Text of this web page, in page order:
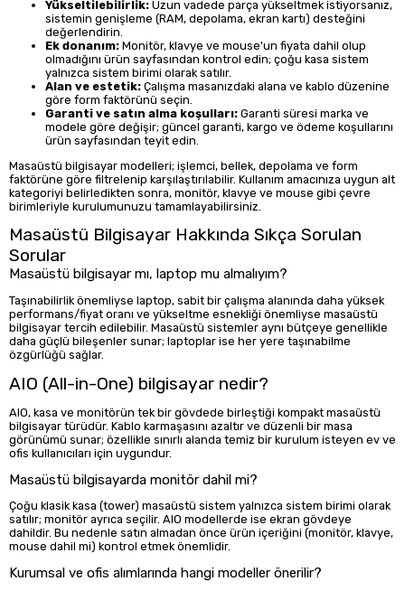
Yükseltilebilirlik: Uzun vadede parça yükseltmek istiyorsanız,
sistemin genişleme (RAM, depolama, ekran kartı) desteğini
değerlendirin.
Ek donanım: Monitör, klavye ve mouse'un fiyata dahil olup
olmadığını ürün sayfasından kontrol edin; çoğu kasa sistem
yalnızca sistem birimi olarak satılır.
Alan ve estetik: Çalışma masanızdaki alana ve kablo düzenine
göre form faktörünü seçin.
Garanti ve satın alma koşulları: Garanti süresi marka ve
modele göre değişir; güncel garanti, kargo ve ödeme koşullarını
ürün sayfasından teyit edin.
Masaüstü bilgisayar modelleri; işlemci, bellek, depolama ve form
faktörüne göre filtrelenip karşılaştırılabilir. Kullanım amacınıza uygun alt
kategoriyi belirledikten sonra, monitör, klavye ve mouse gibi çevre
birimleriyle kurulumunuzu tamamlayabilirsiniz.
Masaüstü Bilgisayar Hakkında Sıkça Sorulan
Sorular
Masaüstü bilgisayar mı, laptop mu almalıyım?
Taşınabilirlik önemliyse laptop, sabit bir çalışma alanında daha yüksek
performans/fiyat oranı ve yükseltme esnekliği önemliyse masaüstü
bilgisayar tercih edilebilir. Masaüstü sistemler aynı bütçeye genellikle
daha güçlü bileşenler sunar; laptoplar ise her yere taşınabilme
özgürlüğü sağlar.
AIO (All-in-One) bilgisayar nedir?
AIO, kasa ve monitörün tek bir gövdede birleştiği kompakt masaüstü
bilgisayar türüdür. Kablo karmaşasını azaltır ve düzenli bir masa
görünümü sunar; özellikle sınırlı alanda temiz bir kurulum isteyen ev ve
ofis kullanıcıları için uygundur.
Masaüstü bilgisayarda monitör dahil mi?
Çoğu klasik kasa (tower) masaüstü sistem yalnızca sistem birimi olarak
satılır; monitör ayrıca seçilir. AIO modellerde ise ekran gövdeye
dahildir. Bu nedenle satın almadan önce ürün içeriğini (monitör, klavye,
mouse dahil mi) kontrol etmek önemlidir.
Kurumsal ve ofis alımlarında hangi modeller önerilir?